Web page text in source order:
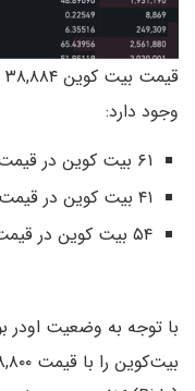
وجود دارد:
۶۱ بیت کوین در قیمت ۳۸,۸۰۰ دلار
۴۱ بیت کوین در قیمت ۳۸,۷۰۰ دلار
۵۴ بیت کوین در قیمت ۳۸,۶۰۰ دلار